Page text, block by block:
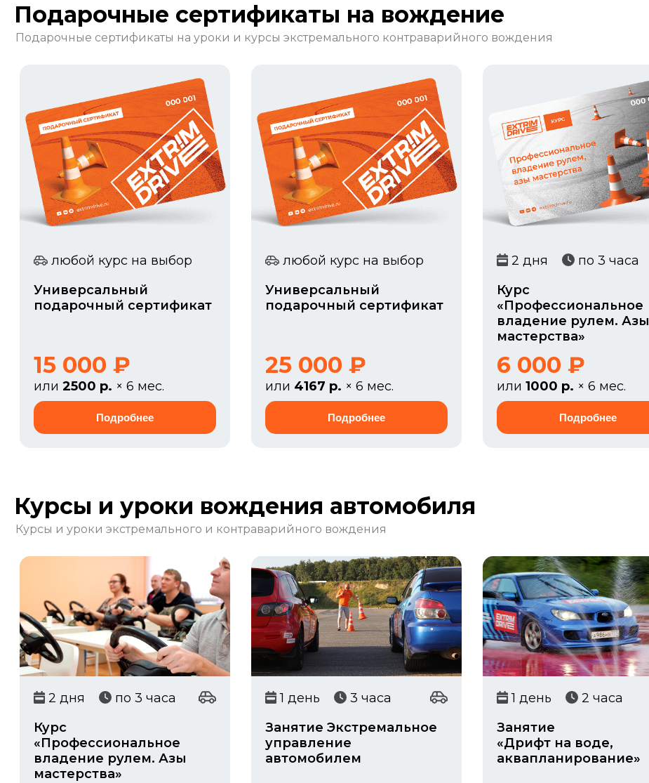
Подарочные сертификаты на вождение
Подарочные сертификаты на уроки и курсы экстремального контраварийного вождения
любой курс на выбор
Универсальный
подарочный сертификат
15 000 ₽
или 2500 р. × 6 мес.
любой курс на выбор
Универсальный
подарочный сертификат
25 000 ₽
или 4167 р. × 6 мес.
2 дня
по 3 часа
Курс
«Профессиональное
владение рулем. Азы
мастерства»
6 000 ₽
или 1000 р. × 6 мес.
Курсы и уроки вождения автомобиля
Курсы и уроки экстремального и контраварийного вождения
2 дня
по 3 часа
Курс
«Профессиональное
владение рулем. Азы
мастерства»
1 день
3 часа
Занятие Экстремальное
управление
автомобилем
1 день
2 часа
Занятие
«Дрифт на воде,
аквапланирование»